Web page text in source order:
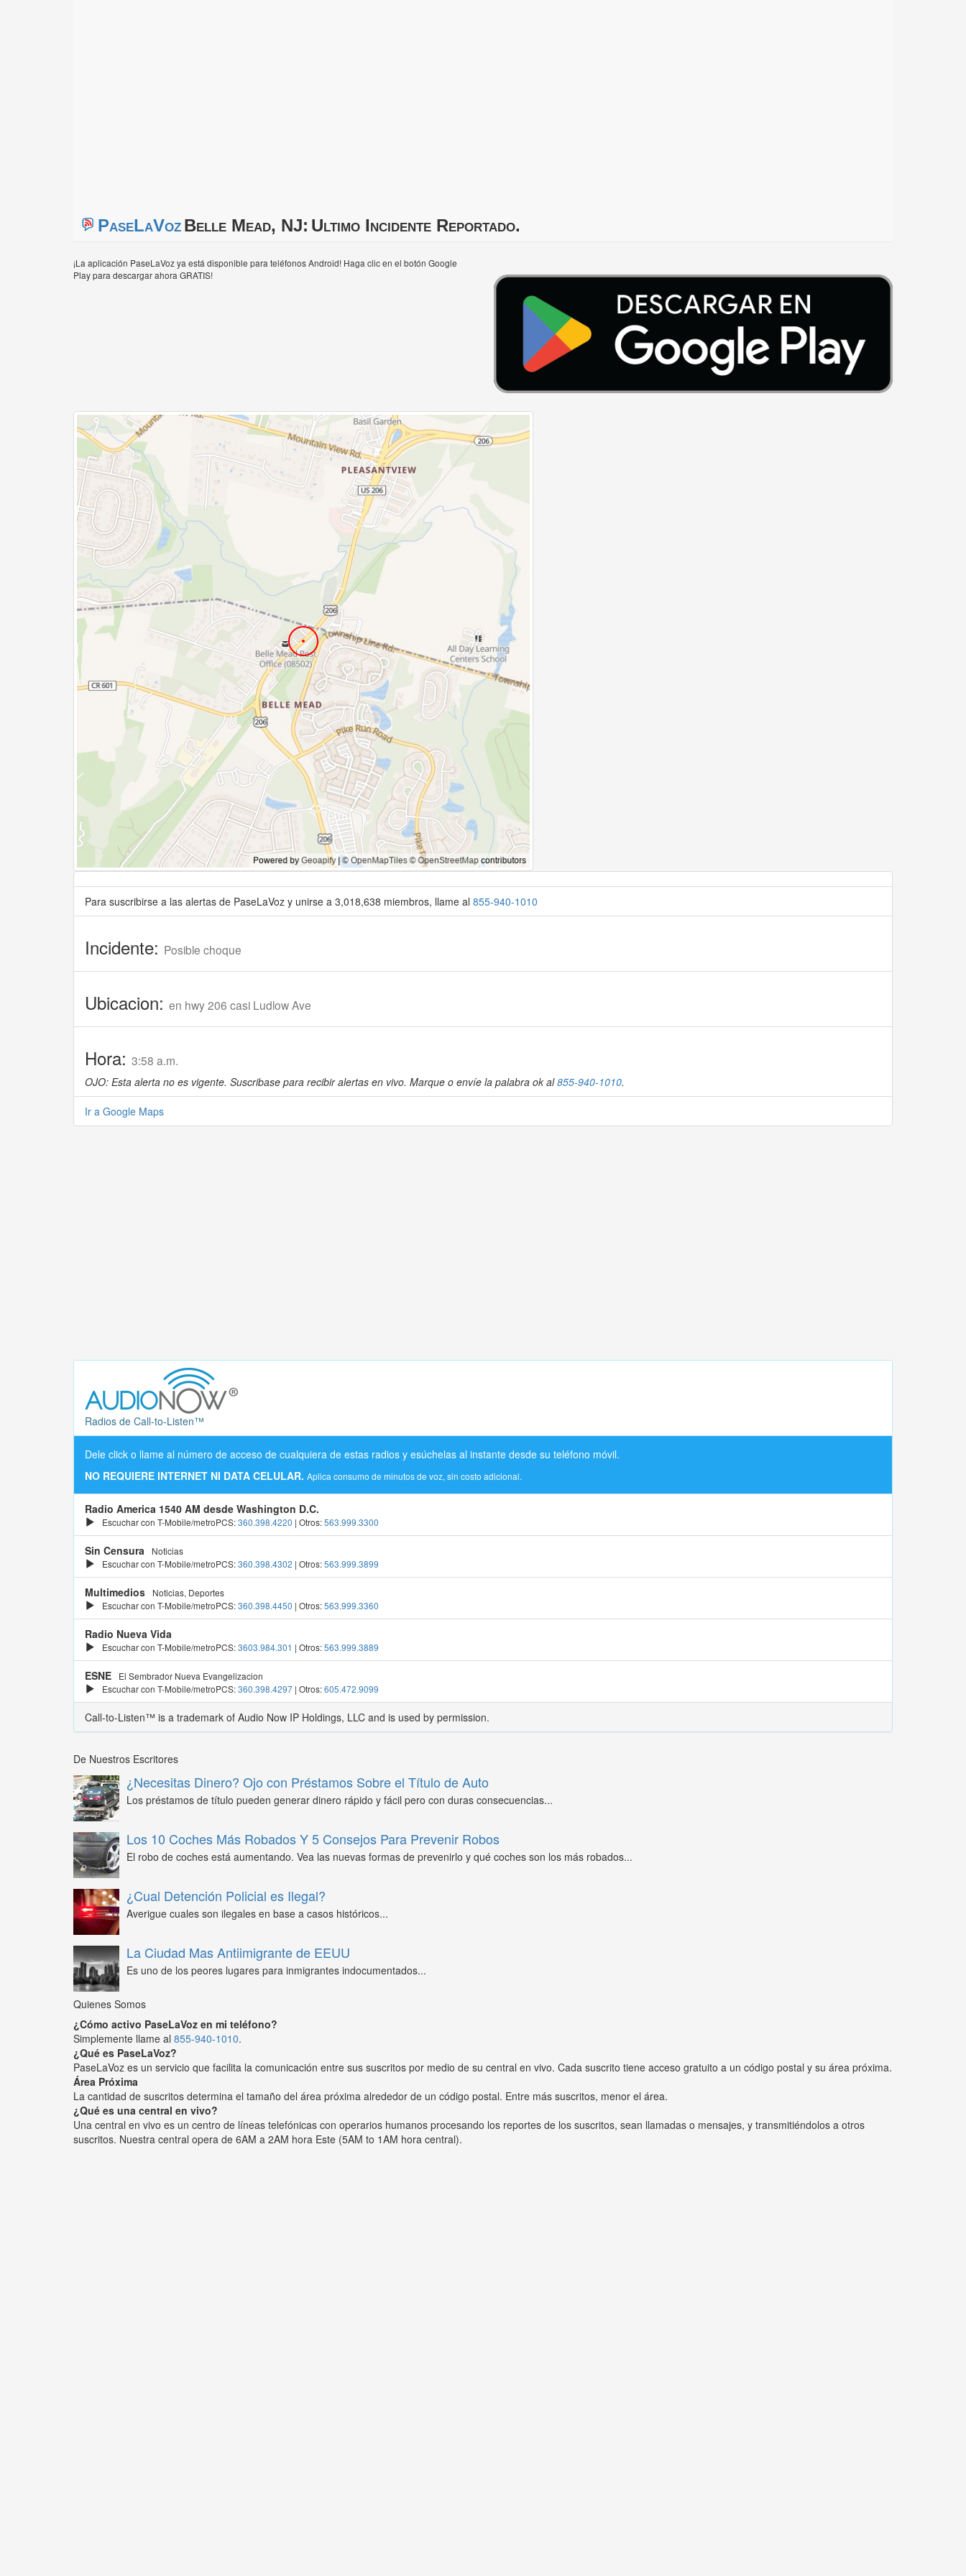
PaseLaVozBelle Mead, NJ: Ultimo Incidente Reportado.
¡La aplicación PaseLaVoz ya está disponible para teléfonos Android! Haga clic en el botón Google
Play para descargar ahora GRATIS!
Para suscribirse a las alertas de PaseLaVoz y unirse a 3,018,638 miembros, llame al 855-940-1010
Incidente: Posible choque
Ubicacion: en hwy 206 casi Ludlow Ave
Hora: 3:58 a.m.
OJO: Esta alerta no es vigente. Suscribase para recibir alertas en vivo. Marque o envíe la palabra ok al855-940-1010.
Ir a Google Maps
Radios de Call-to-Listen™
Dele click o llame al número de acceso de cualquiera de estas radios y esúchelas al instante desde su teléfono móvil.
NO REQUIERE INTERNET NI DATA CELULAR. Aplica consumo de minutos de voz, sin costo adicional.
Radio America 1540 AM desde Washington D.C.
Escuchar con T-Mobile/metroPCS:360.398.4220 | Otros:563.999.3300
Sin Censura
Noticias
Escuchar con T-Mobile/metroPCS:360.398.4302 | Otros:563.999.3899
Multimedios
Noticias, Deportes
Escuchar con T-Mobile/metroPCS:360.398.4450 | Otros:563.999.3360
Radio Nueva Vida
Escuchar con T-Mobile/metroPCS:3603.984.301 | Otros:563.999.3889
ESNE
El Sembrador Nueva Evangelizacion
Escuchar con T-Mobile/metroPCS:360.398.4297 | Otros:605.472.9099
Call-to-Listen™ is a trademark of Audio Now IP Holdings, LLC and is used by permission.
De Nuestros Escritores
¿Necesitas Dinero? Ojo con Préstamos Sobre el Título de Auto
Los préstamos de título pueden generar dinero rápido y fácil pero con duras consecuencias...
Los 10 Coches Más Robados Y 5 Consejos Para Prevenir Robos
El robo de coches está aumentando. Vea las nuevas formas de prevenirlo y qué coches son los más robados...
¿Cual Detención Policial es Ilegal?
Averigue cuales son ilegales en base a casos históricos...
La Ciudad Mas Antiimigrante de EEUU
Es uno de los peores lugares para inmigrantes indocumentados...
Quienes Somos
¿Cómo activo PaseLaVoz en mi teléfono?
Simplemente llame al 855-940-1010.
¿Qué es PaseLaVoz?
PaseLaVoz es un servicio que facilita la comunicación entre sus suscritos por medio de su central en vivo. Cada suscrito tiene acceso gratuito a un código postal y su área próxima.
Área Próxima
La cantidad de suscritos determina el tamaño del área próxima alrededor de un código postal. Entre más suscritos, menor el área.
¿Qué es una central en vivo?
Una central en vivo es un centro de líneas telefónicas con operarios humanos procesando los reportes de los suscritos, sean llamadas o mensajes, y transmitiéndolos a otros
suscritos. Nuestra central opera de 6AM a 2AM hora Este (5AM to 1AM hora central).